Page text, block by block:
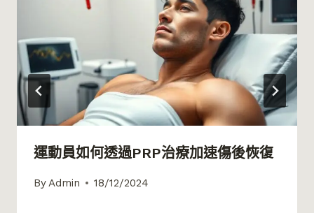
運動員如何透過PRP治療加速傷後恢復
ByAdmin 18/12/2024